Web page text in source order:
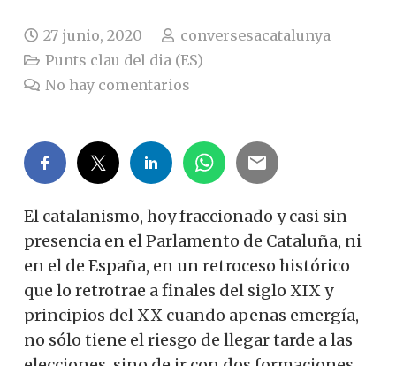
27 junio, 2020
conversesacatalunya
Punts clau del dia (ES)
No hay comentarios
El catalanismo, hoy fraccionado y casi sin
presencia en el Parlamento de Cataluña, ni
en el de España, en un retroceso histórico
que lo retrotrae a finales del siglo XIX y
principios del XX cuando apenas emergía,
no sólo tiene el riesgo de llegar tarde a las